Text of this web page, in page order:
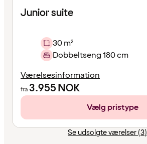
Junior suite
30 m²
Dobbeltseng 180 cm
Værelsesinformation
fra 3.955NOK
Vælg pristype
Se udsolgte værelser (3)